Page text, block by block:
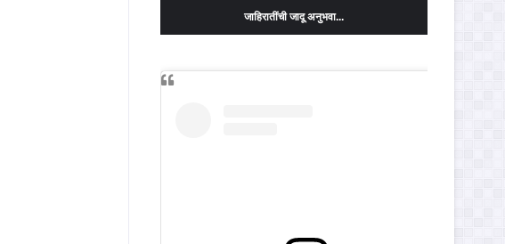
जाहिरातींची जादू अनुभवा...